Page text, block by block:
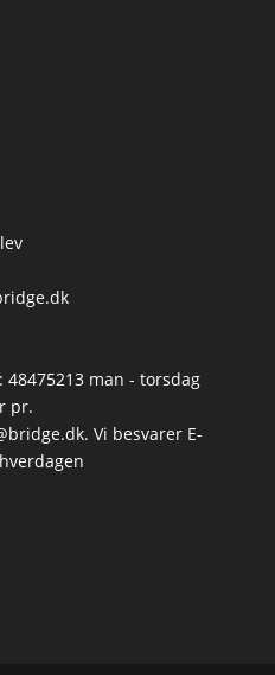
man - torsdag
pr.
Vi besvarer E-